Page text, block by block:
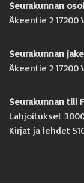
Seurakunnan
Äkeentie 2 17200
Seurakunnan
Äkeentie 2 17200
Seurakunnan tili
Lahjoitukset
Kirjat ja lehdet